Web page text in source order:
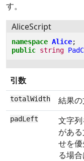
す。
AliceScript
namespace Alice;
public string
引数
totalWidth 結果
padLeft
文字
があ
せを
る場